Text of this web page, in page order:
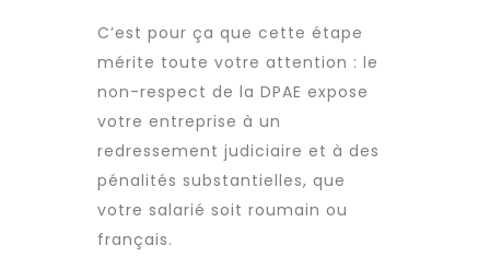
C’est pour ça que cette étape
mérite toute votre attention : le
non-respect de la DPAE expose
votre entreprise à un
redressement judiciaire et à des
pénalités substantielles, que
votre salarié soit roumain ou
français.